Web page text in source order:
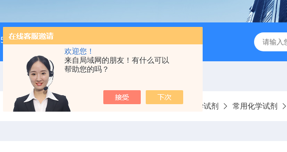
欢迎您！
来自局域网的朋友！有什么可以
帮助您的吗？
500次MTS细胞增殖与细胞毒性检测试剂盒 48t/96t国产ELISA试剂盒,免费代测
当前位置：首页 产品中心 化学试剂 常用化学试剂